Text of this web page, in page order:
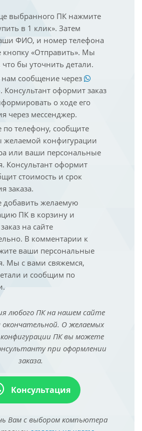
выбранного ПК нажмите
в 1 клик». Затем
ФИО, и номер телефона
«Отправить». Мы
бы уточнить детали.
сообщение через
. Консультант оформит заказ
о ходе его
через мессенджер.
по телефону, сообщите
желаемой конфигурации
или ваши персональные
Консультант оформит
стоимость и срок
заказа.
добавить желаемую
ПК в корзину и
на сайте
В комментарии к
ваши персональные
Мы с вами свяжемся,
и сообщим по
любого ПК на нашем сайте
окончательной. О желаемых
конфигурации ПК вы можете
при оформлении
заказа.
Консультация
Вам с выбором компьютера